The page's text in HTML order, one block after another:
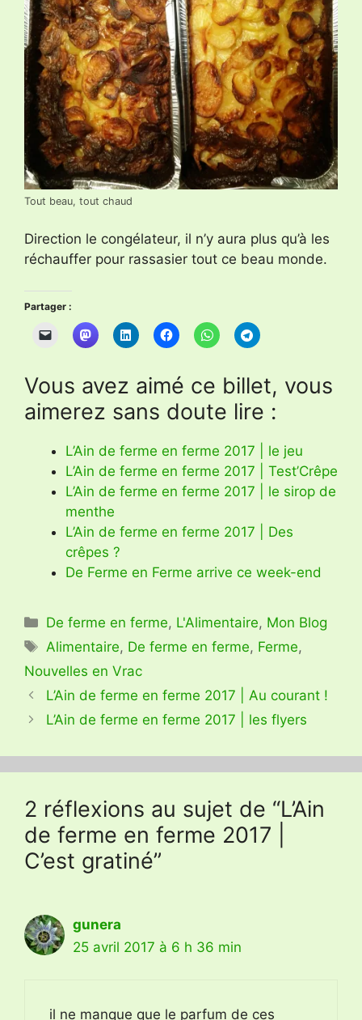
Tout beau, tout chaud
Direction le congélateur, il n’y aura plus qu’à les
réchauffer pour rassasier tout ce beau monde.
Partager :
Vous avez aimé ce billet, vous
aimerez sans doute lire :
L’Ain de ferme en ferme 2017 | le jeu
L’Ain de ferme en ferme 2017 | Test’Crêpe
L’Ain de ferme en ferme 2017 | le sirop de
menthe
L’Ain de ferme en ferme 2017 | Des
crêpes ?
De Ferme en Ferme arrive ce week-end
Catégories
De ferme en ferme, L'Alimentaire, Mon Blog
Étiquettes
Alimentaire, De ferme en ferme, Ferme,
Nouvelles en Vrac
L’Ain de ferme en ferme 2017 | Au courant !
L’Ain de ferme en ferme 2017 | les flyers
2 réflexions au sujet de “L’Ain
de ferme en ferme 2017 |
C’est gratiné”
gunera
25 avril 2017 à 6 h 36 min
il ne manque que le parfum de ces